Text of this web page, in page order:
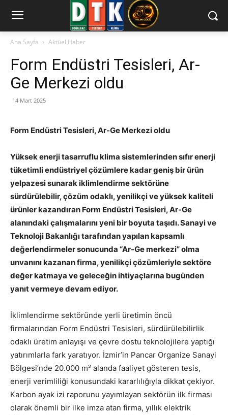
Ana Sayfa Aktüel Haber
Form Endüstri Tesisleri, Ar-
Ge Merkezi oldu
14 Mart 2025
Form Endüstri Tesisleri, Ar-Ge Merkezi oldu
Yüksek enerji tasarruflu klima sistemlerinden sıfır enerji
tüketimli endüstriyel çözümlere kadar geniş bir ürün
yelpazesi sunarak iklimlendirme sektörüne
sürdürülebilir, çözüm odaklı, yenilikçi ve yüksek kaliteli
ürünler kazandıran Form Endüstri Tesisleri, Ar-Ge
alanındaki çalışmalarını yeni bir boyuta taşıdı. Sanayi ve
Teknoloji Bakanlığı tarafından yapılan kapsamlı
değerlendirmeler sonucunda “Ar-Ge merkezi” olma
unvanını kazanan firma, yenilikçi çözümleriyle sektöre
değer katmaya ve geleceğin ihtiyaçlarına bugünden
yanıt vermeye devam ediyor.
İklimlendirme sektöründe yerli üretimin öncü
firmalarından Form Endüstri Tesisleri, sürdürülebilirlik
odaklı üretim anlayışı ve çevre dostu teknolojilere yaptığı
yatırımlarla fark yaratıyor. İzmir’in Pancar Organize Sanayi
Bölgesi’nde 20.000 m² alanda faaliyet gösteren tesis,
enerji verimliliği konusundaki kararlılığıyla dikkat çekiyor.
Karbon ayak izi raporunu yayımlayan sektörün ilk firması
olarak önemli bir ilke imza atan firma, yıllık elektrik